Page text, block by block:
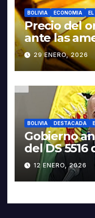
BOLIVIA ECONOMIA
Precio del
ante las
contra Irán
29 ENERO, 2026
BOLIVIA DESTACADA
Gobierno
del DS
5503
12 ENERO, 2026